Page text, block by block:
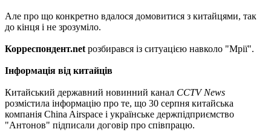
Але про що конкретно вдалося домовитися з китайцями, так
до кінця і не зрозуміло.
Корреспондент.net розбирався із ситуацією навколо "Мрії".
Інформація від китайців
Китайський державний новинний канал CCTV News
розмістила інформацію про те, що 30 серпня китайська
компанія China Airspace і українське держпідприємство
"Антонов" підписали договір про співпрацю.